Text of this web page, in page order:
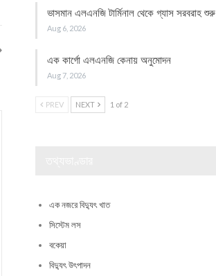
ভাসমান এলএনজি টার্মিনাল থেকে গ্যাস সরবরাহ শুরু
Aug 6, 2026
এক কার্গো এলএনজি কেনায় অনুমোদন
Aug 7, 2026
PREV NEXT 1 of 2
এক নজরে বিদ্যুৎ খাত
সিস্টেম লস
বকেয়া
বিদ্যুৎ উৎপাদন